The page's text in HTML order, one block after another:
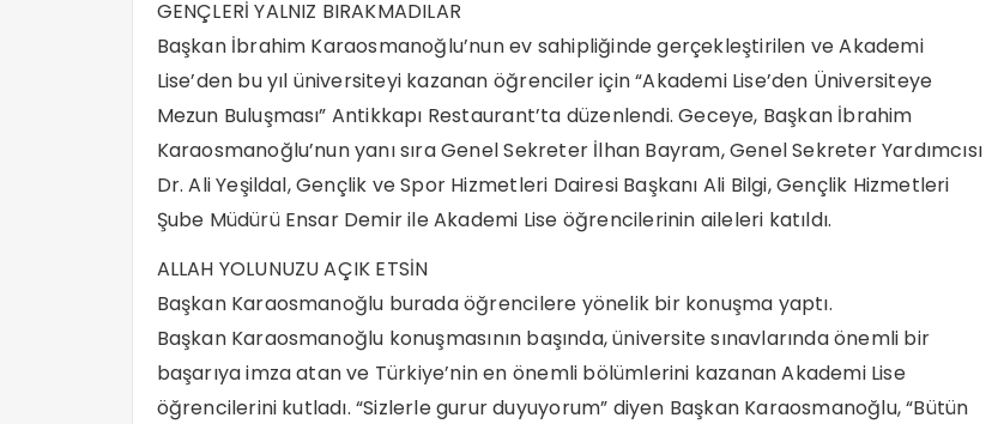
GENÇLERİ YALNIZ BIRAKMADILAR
Başkan İbrahim Karaosmanoğlu’nun ev sahipliğinde gerçekleştirilen ve Akademi
Lise’den bu yıl üniversiteyi kazanan öğrenciler için “Akademi Lise’den Üniversiteye
Mezun Buluşması” Antikkapı Restaurant’ta düzenlendi. Geceye, Başkan İbrahim
Karaosmanoğlu’nun yanı sıra Genel Sekreter İlhan Bayram, Genel Sekreter Yardımcısı
Dr. Ali Yeşildal, Gençlik ve Spor Hizmetleri Dairesi Başkanı Ali Bilgi, Gençlik Hizmetleri
Şube Müdürü Ensar Demir ile Akademi Lise öğrencilerinin aileleri katıldı.
ALLAH YOLUNUZU AÇIK ETSİN
Başkan Karaosmanoğlu burada öğrencilere yönelik bir konuşma yaptı.
Başkan Karaosmanoğlu konuşmasının başında, üniversite sınavlarında önemli bir
başarıya imza atan ve Türkiye’nin en önemli bölümlerini kazanan Akademi Lise
öğrencilerini kutladı. “Sizlerle gurur duyuyorum” diyen Başkan Karaosmanoğlu, “Bütün